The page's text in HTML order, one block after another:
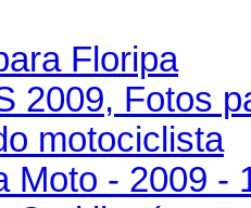
Floripa
2009, Fotos
motociclista
Moto - 2009 -